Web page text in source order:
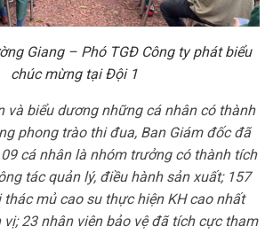
Giang – Phó TGĐ Công ty phát biểu
chúc mừng tại Đội 1
biểu dương những cá nhân có thành
phong trào thi đua, Ban Giám đốc đã
cá nhân là nhóm trưởng có thành tích
tác quản lý, điều hành sản xuất; 157
mủ cao su thực hiện KH cao nhất
23 nhân viên bảo vệ đã tích cực tham